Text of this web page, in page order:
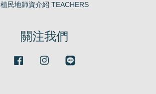
植民地師資介紹 TEACHERS
關注我們
Facebook Instagram